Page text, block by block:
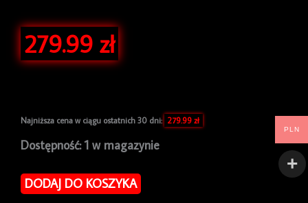
279.99 zł
Najniższa cena w ciągu ostatnich 30 dni: 279.99 zł
Dostępność: 1 w magazynie
ilość
piłkarska
Manchester
DODAJ DO KOSZYKA
PLN